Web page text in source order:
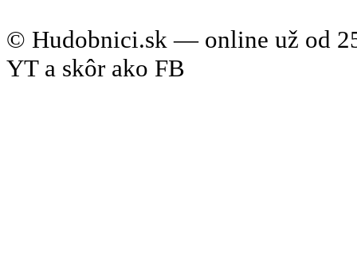
© Hudobnici.sk — online už od
YT a skôr ako FB